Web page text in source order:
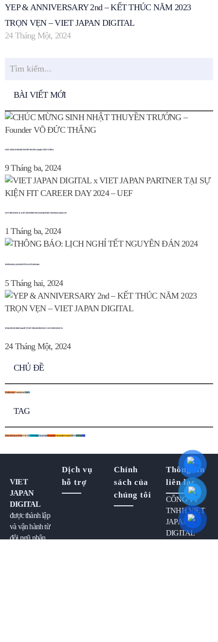
YEP & ANNIVERSARY 2nd – KẾT THÚC NĂM 2023
TRỌN VẸN – VIET JAPAN DIGITAL
24 Tháng Một, 2024
BÀI VIẾT MỚI
CHÚC MỪNG SINH NHẬT THUYỀN TRƯỞNG – Founder VÕ ĐỨC THẮNG
9 Tháng ba, 2024
VIET JAPAN DIGITAL x VIET JAPAN PARTNER TẠI SỰ KIỆN FIT CAREER DAY 2024 – UEF
1 Tháng ba, 2024
THÔNG BÁO: LỊCH NGHỈ TẾT NGUYÊN ĐÁN 2024
5 Tháng hai, 2024
YEP & ANNIVERSARY 2nd – KẾT THÚC NĂM 2023 TRỌN VẸN – VIET JAPAN DIGITAL
24 Tháng Một, 2024
CHỦ ĐỀ
Hoạt động công ty11Hoạt động đào tạo6Sự kiện16
TAG
Hỗ trợ xúc tiến thương mại Việt NhậtHUTECH UEFViDi MarketingViet Japan DigitalViet Japan PartnerViet Japan Partner CooperationVJDVJPVJP GroupVJPC
VIET
JAPAN
DIGITAL
được thành lập
và vận hành từ
đội ngũ nhân
Dịch vụ
hỗ trợ
Chính
sách của
chúng tôi
Thông tin
liên lạc
CÔNG TY
TNHH VIET
JAPAN
DIGITAL